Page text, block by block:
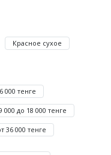
Красное сухое
000 тенге
000 до 18 000 тенге
36 000 тенге